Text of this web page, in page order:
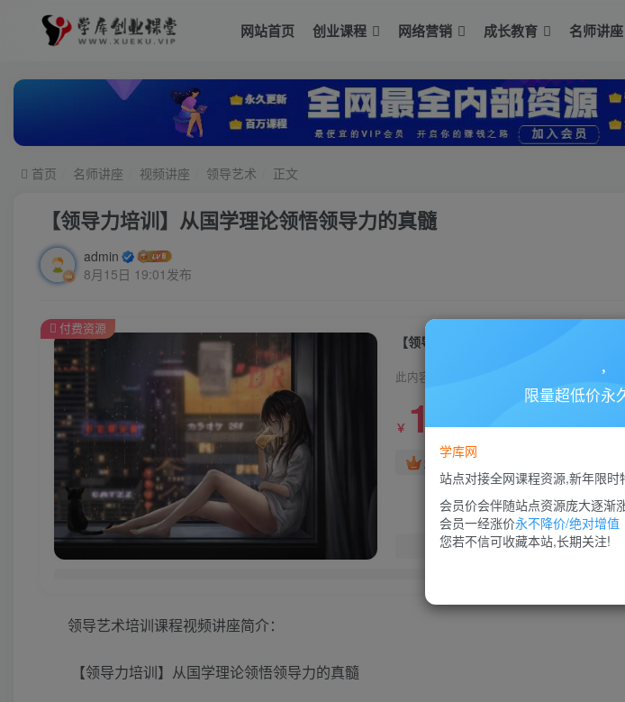
网站首页 创业课程 网络营销 成长教育 名师讲座
首页 名师讲座 视频讲座 领导艺术 正文
【领导力培训】从国学理论领悟领导力的真髓
admin
8月15日 19:01发布
【领导力培训】从国学理论领悟领导力的
此内容为付费资源，请付费后查看
￥ 10￥88
超级会员免费
付费资源
领导艺术培训课程视频讲座简介：
【领导力培训】从国学理论领悟领导力的真髓
限量超低价永
学库网
站点对接全网课程资源,新年限时
会员价会伴随站点资源庞大逐渐
会员一经涨价永不降价/绝对增值
您若不信可收藏本站,长期关注!